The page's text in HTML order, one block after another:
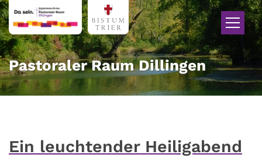
Zum Inhalt springen
Pastoraler Raum Dillingen
Ein leuchtender Heiligabend